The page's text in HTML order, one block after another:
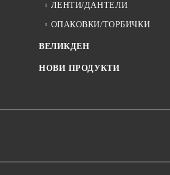
ЛЕНТИ/ДАНТЕЛИ
ОПАКОВКИ/ТОРБИЧКИ
ВЕЛИКДЕН
НОВИ ПРОДУКТИ